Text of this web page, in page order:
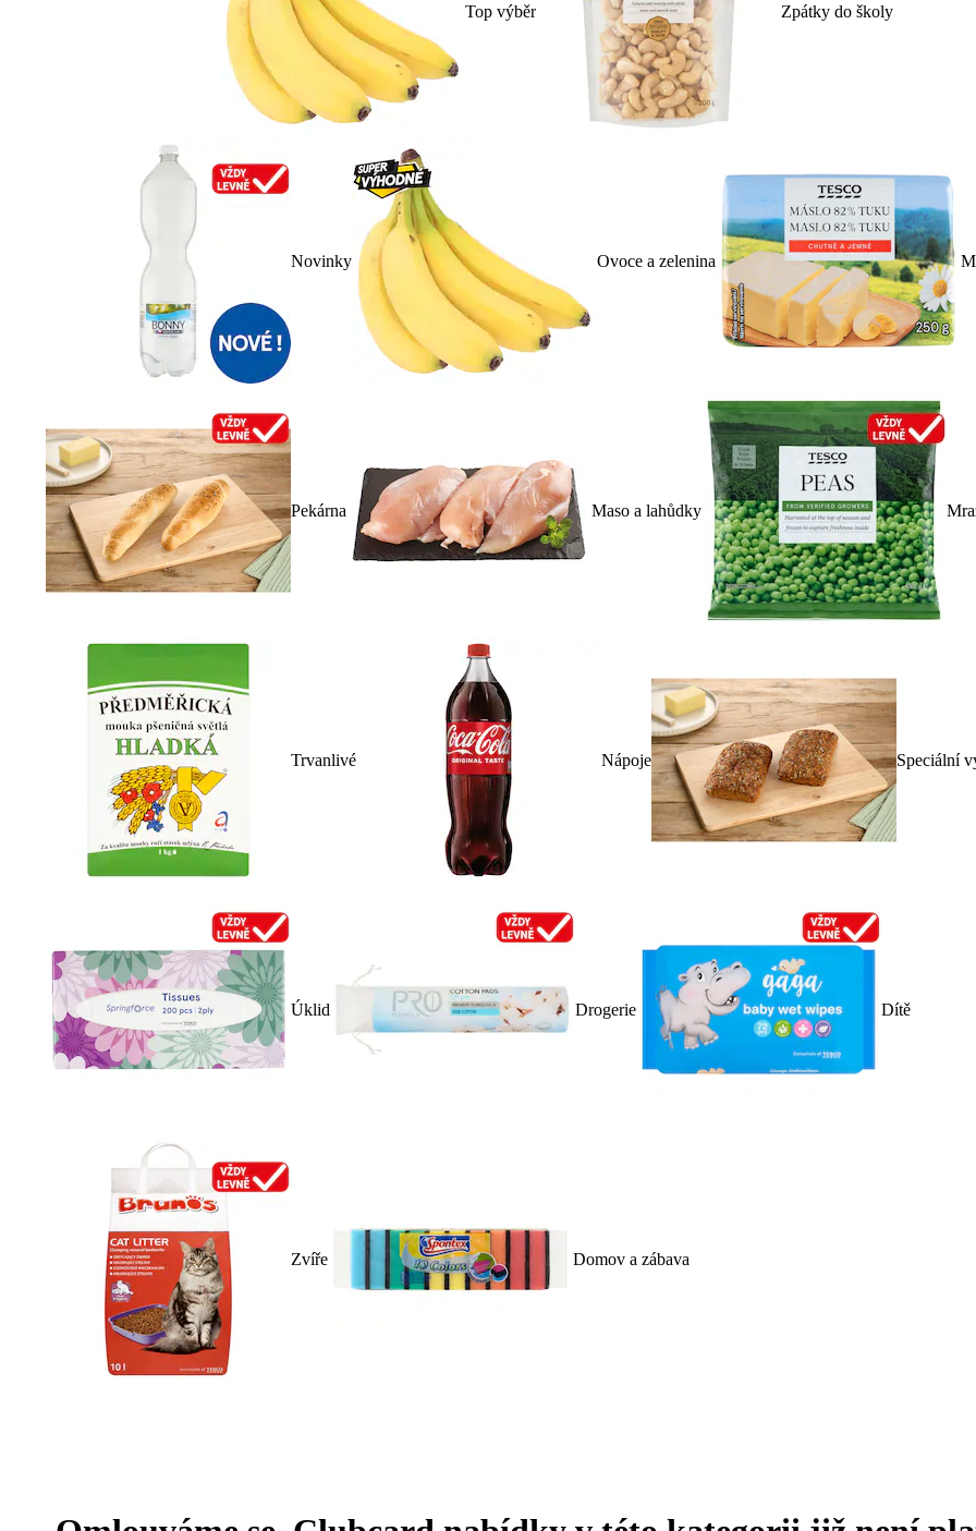
Top výběr Zpátky do školy
Novinky Ovoce a zelenina
Pekárna Maso a lahůdky
Trvanlivé Nápoje Speciální
Úklid Drogerie Dítě
Zvíře Domov a zábava